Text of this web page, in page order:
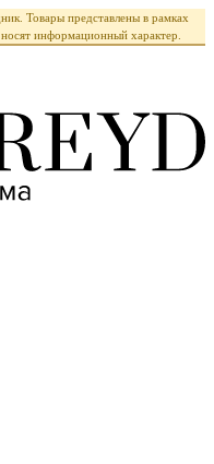
Товары представлены в рамках
информационный характер.